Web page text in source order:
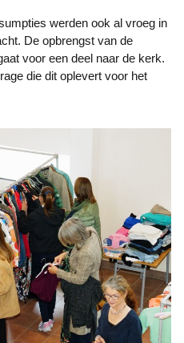
De opbrengst van de
voor een deel naar de kerk.
die dit oplevert voor het